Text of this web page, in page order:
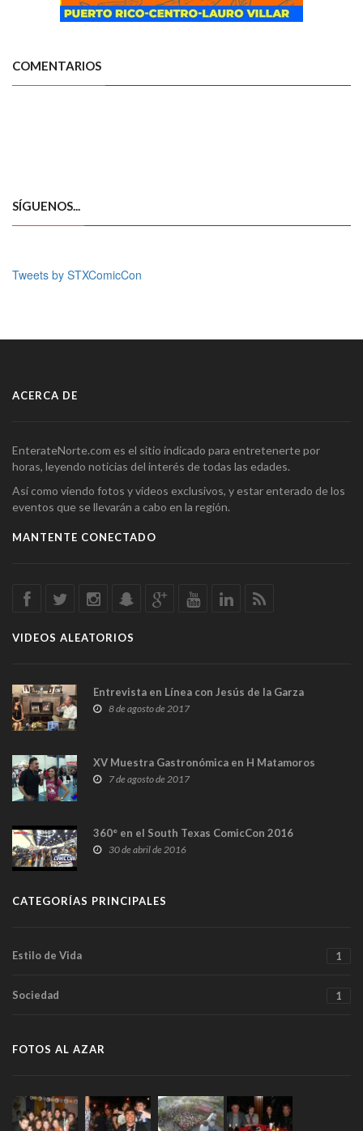
COMENTARIOS
SÍGUENOS...
Tweets by STXComicCon
ACERCA DE
EnterateNorte.com es el sitio indicado para entretenerte por
horas, leyendo noticias del interés de todas las edades.
Así como viendo fotos y videos exclusivos, y estar enterado de los
eventos que se llevarán a cabo en la región.
MANTENTE CONECTADO
VIDEOS ALEATORIOS
Entrevista en Línea con Jesús de la Garza
8 de agosto de 2017
XV Muestra Gastronómica en H Matamoros
7 de agosto de 2017
360° en el South Texas ComicCon 2016
30 de abril de 2016
CATEGORÍAS PRINCIPALES
Estilo de Vida 1
Sociedad 1
FOTOS AL AZAR